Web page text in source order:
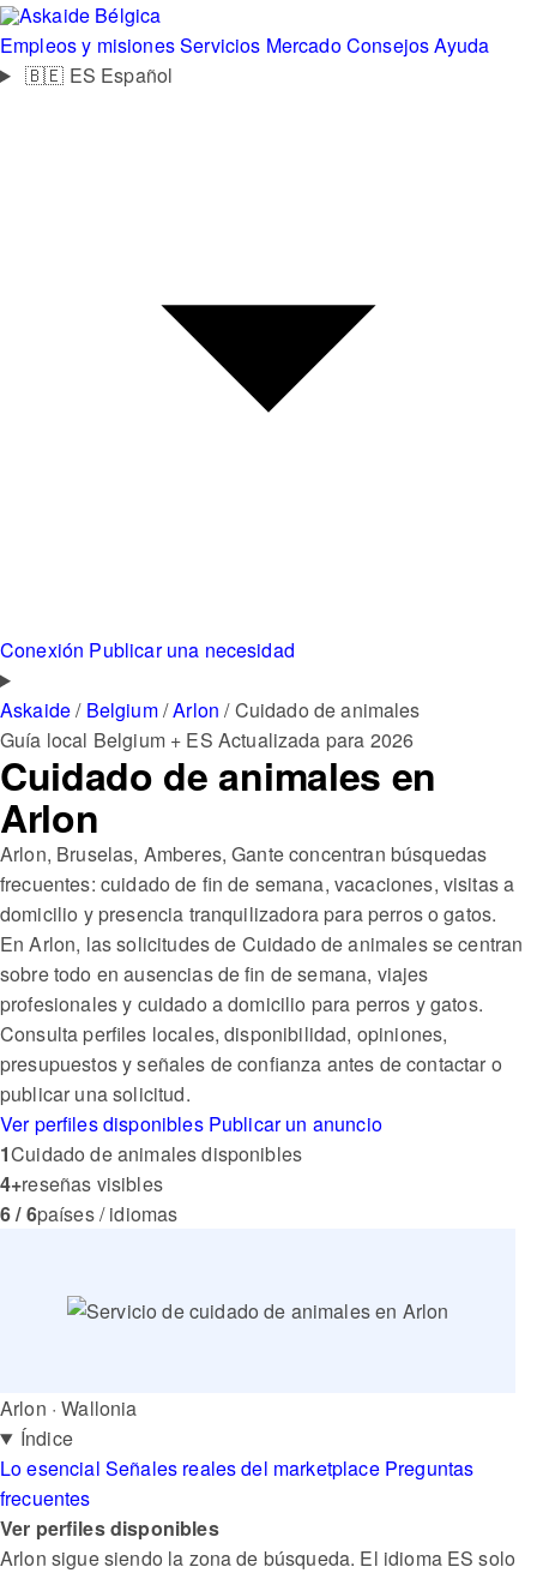
Bélgica
Empleos y misionesServicios MercadoConsejosAyuda
🇧🇪 ES Español
Conexión Publicar una necesidad
Askaide/ Belgium/Arlon /Cuidado de animales
Guía local Belgium + ES Actualizada para 2026
Cuidado de animales en
Arlon
Arlon, Bruselas, Amberes, Gante concentran búsquedas
frecuentes: cuidado de fin de semana, vacaciones, visitas a
domicilio y presencia tranquilizadora para perros o gatos.
En Arlon, las solicitudes de Cuidado de animales se centran
sobre todo en ausencias de fin de semana, viajes
profesionales y cuidado a domicilio para perros y gatos.
Consulta perfiles locales, disponibilidad, opiniones,
presupuestos y señales de confianza antes de contactar o
publicar una solicitud.
Ver perfiles disponibles Publicar un anuncio
1Cuidado de animales disponibles
4+reseñas visibles
6 / 6países / idiomas
Arlon · Wallonia
Índice
Lo esencial Señales reales del marketplace Preguntas
frecuentes
Ver perfiles disponibles
Arlon sigue siendo la zona de búsqueda. El idioma ES solo